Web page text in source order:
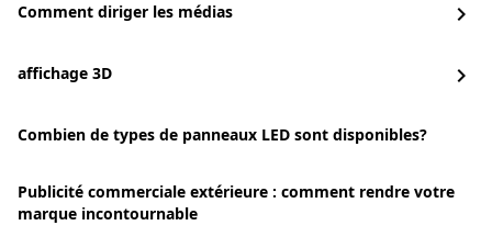
Comment diriger les médias chevron_right
affichage 3D chevron_right
Combien de types de panneaux LED sont disponibles?
Publicité commerciale extérieure : comment rendre votre
marque incontournable